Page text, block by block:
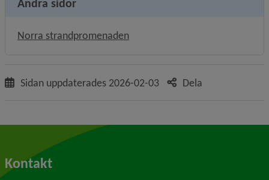
Andra sidor
Norra strandpromenaden
Sidan uppdaterades 2026-02-03 Dela
Kontakt